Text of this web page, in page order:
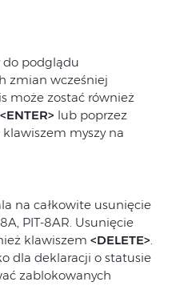
do podglądu
zmian wcześniej
może zostać również
lub poprzez
myszy na
na całkowite usunięcie
PIT-8AR. Usunięcie
klawiszem <DELETE>.
dla deklaracji o statusie
zablokowanych